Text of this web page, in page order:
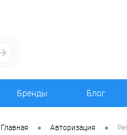
Бренды Блог
Главная • Авторизация •